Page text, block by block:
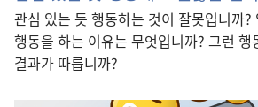
관심 있는 듯 행동하는 것이 잘못입니까?
행동을 하는 이유는 무엇입니까? 그런 행
결과가 따릅니까?